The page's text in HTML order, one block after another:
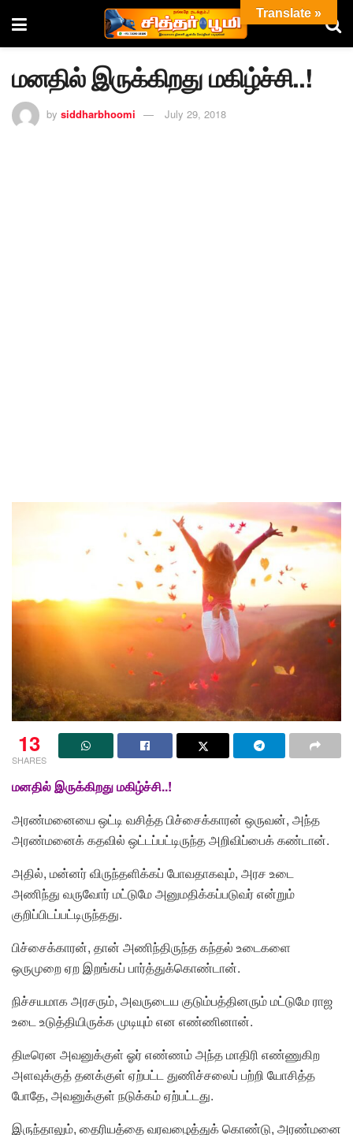
மனதில் இருக்கிறது மகிழ்ச்சி..!
by siddharbhoomi July 29, 2018
13
SHARES
மனதில் இருக்கிறது மகிழ்ச்சி..!
அரண்மனையை ஒட்டி வசித்த பிச்சைக்காரன் ஒருவன், அந்த
அரண்மனைக் கதவில் ஒட்டப்பட்டிருந்த அறிவிப்பைக் கண்டான்.
அதில், மன்னர் விருந்தளிக்கப் போவதாகவும், அரச உடை
அணிந்து வருவோர் மட்டுமே அனுமதிக்கப்படுவர் என்றும்
குறிப்பிடப்பட்டிருந்தது.
பிச்சைக்காரன், தான் அணிந்திருந்த கந்தல் உடைகளை
ஒருமுறை ஏற இறங்கப் பார்த்துக்கொண்டான்.
நிச்சயமாக அரசரும், அவருடைய குடும்பத்தினரும் மட்டுமே ராஜ
உடை உடுத்தியிருக்க முடியும் என எண்ணினான்.
திடீரென அவனுக்குள் ஓர் எண்ணம் அந்த மாதிரி எண்ணுகிற
அளவுக்குத் தனக்குள் ஏற்பட்ட துணிச்சலைப் பற்றி யோசித்த
போதே, அவனுக்குள் நடுக்கம் ஏற்பட்டது.
இருந்தாலும், தைரியத்தை வரவழைத்துக் கொண்டு, அரண்மனை
Translate »